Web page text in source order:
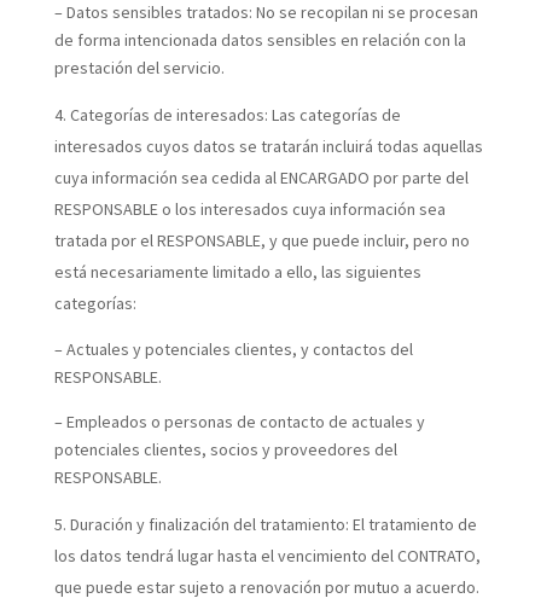
– Datos sensibles tratados: No se recopilan ni se procesan
de forma intencionada datos sensibles en relación con la
prestación del servicio.
Categorías de interesados: Las categorías de
interesados cuyos datos se tratarán incluirá todas aquellas
cuya información sea cedida al ENCARGADO por parte del
RESPONSABLE o los interesados cuya información sea
tratada por el RESPONSABLE, y que puede incluir, pero no
está necesariamente limitado a ello, las siguientes
categorías:
– Actuales y potenciales clientes, y contactos del
RESPONSABLE.
– Empleados o personas de contacto de actuales y
potenciales clientes, socios y proveedores del
RESPONSABLE.
Duración y finalización del tratamiento: El tratamiento de
los datos tendrá lugar hasta el vencimiento del CONTRATO,
que puede estar sujeto a renovación por mutuo a acuerdo.